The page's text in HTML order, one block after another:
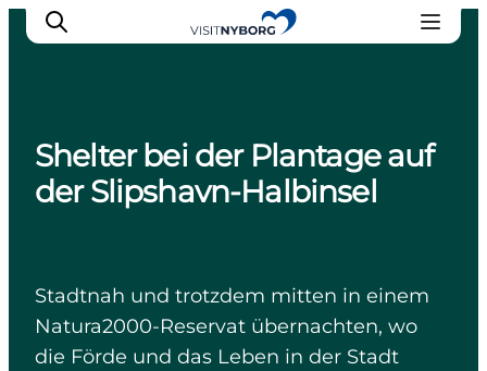
Erlebnisse in Nyborg
Outdoor
Reiseplanung
Buchen & kaufen
Shelter bei der Plantage auf
der Slipshavn-Halbinsel
Stadtnah und trotzdem mitten in einem
Natura2000-Reservat übernachten, wo
die Förde und das Leben in der Stadt